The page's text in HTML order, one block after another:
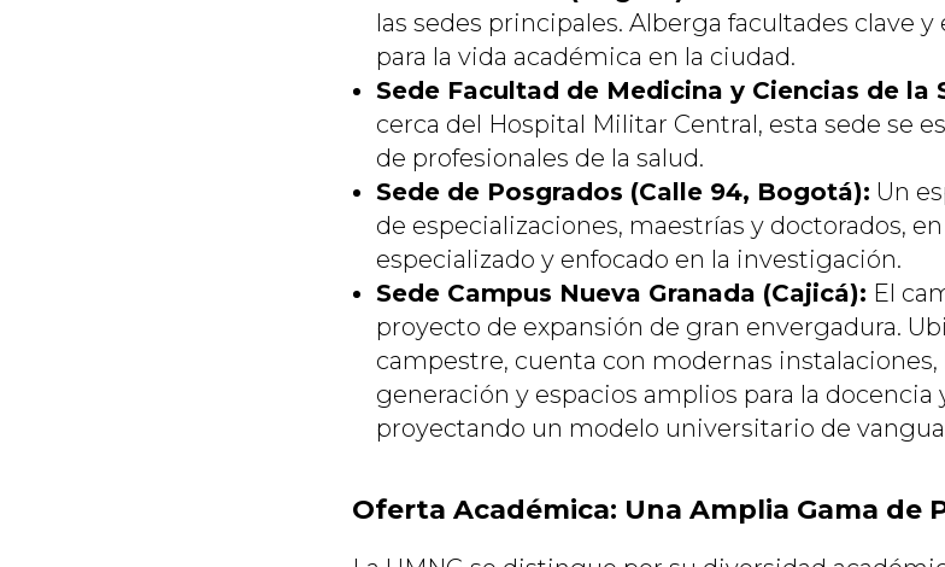
las sedes principales. Alberga facultades clave
para la vida académica en la ciudad.
Sede Facultad de Medicina y Ciencias de la
cerca del Hospital Militar Central, esta sede se
de profesionales de la salud.
Sede de Posgrados (Calle 94, Bogotá): Un
de especializaciones, maestrías y doctorados,
especializado y enfocado en la investigación.
Sede Campus Nueva Granada (Cajicá): El
proyecto de expansión de gran envergadura.
campestre, cuenta con modernas
generación y espacios amplios para la docencia
proyectando un modelo universitario de
Oferta Académica: Una Amplia Gama de